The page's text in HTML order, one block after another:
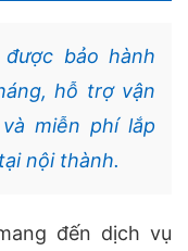
bảo hành
hỗ trợ vận
miễn phí lắp
nội thành.
đến dịch vụ